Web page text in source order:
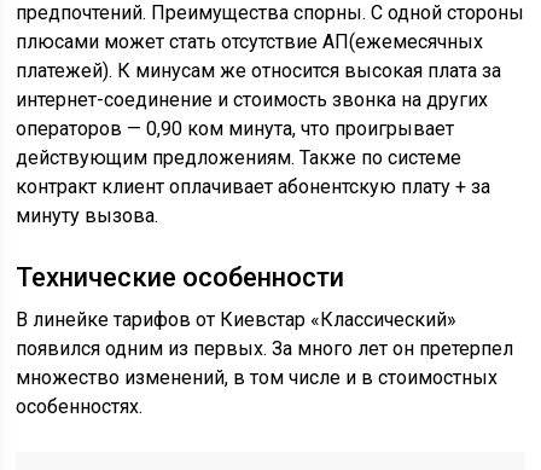
предпочтений. Преимущества спорны. С одной стороны
плюсами может стать отсутствие АП(ежемесячных
платежей). К минусам же относится высокая плата за
интернет-соединение и стоимость звонка на других
операторов — 0,90 ком минута, что проигрывает
действующим предложениям. Также по системе
контракт клиент оплачивает абонентскую плату + за
минуту вызова.
Технические особенности
В линейке тарифов от Киевстар «Классический»
появился одним из первых. За много лет он претерпел
множество изменений, в том числе и в стоимостных
особенностях.